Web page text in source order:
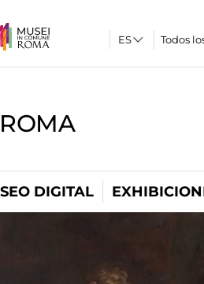
Todos
DIGITAL